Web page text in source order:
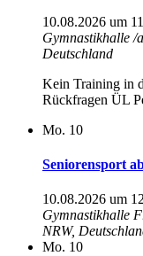
10.08.2026 um
Gymnastikhalle /
Deutschland
Kein Training in
Rückfragen ÜL
Mo. 10
Seniorensport
10.08.2026 um
Gymnastikhalle
NRW,
Mo. 10